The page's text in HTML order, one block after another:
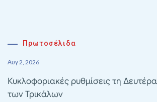
Πρωτοσέλιδα
Αυγ 2, 2026
Κυκλοφοριακές ρυθμίσεις τη
των Τρικάλων